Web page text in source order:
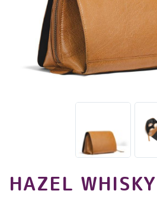
HAZEL WHISKY